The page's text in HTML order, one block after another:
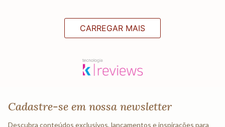
CARREGAR MAIS
Cadastre-se em nossa newsletter
Descubra conteúdos exclusivos, lançamentos e inspirações para